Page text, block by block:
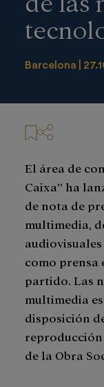
Barcelona
El área de
Caixa” ha
de nota de
multimedia,
como prensa
partido. Las
multimedia
disposición
reproducción
de la Obra